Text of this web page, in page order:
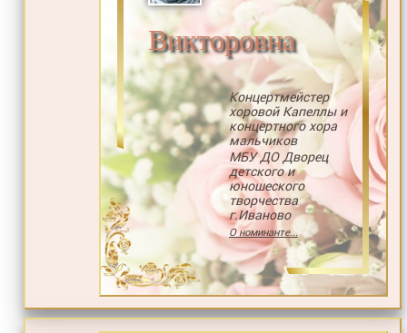
Викторовна
Концертмейстер
хоровой Капеллы и
концертного хора
мальчиков
МБУ ДО Дворец
детского и
юношеского
творчества
г.Иваново
О номинанте...